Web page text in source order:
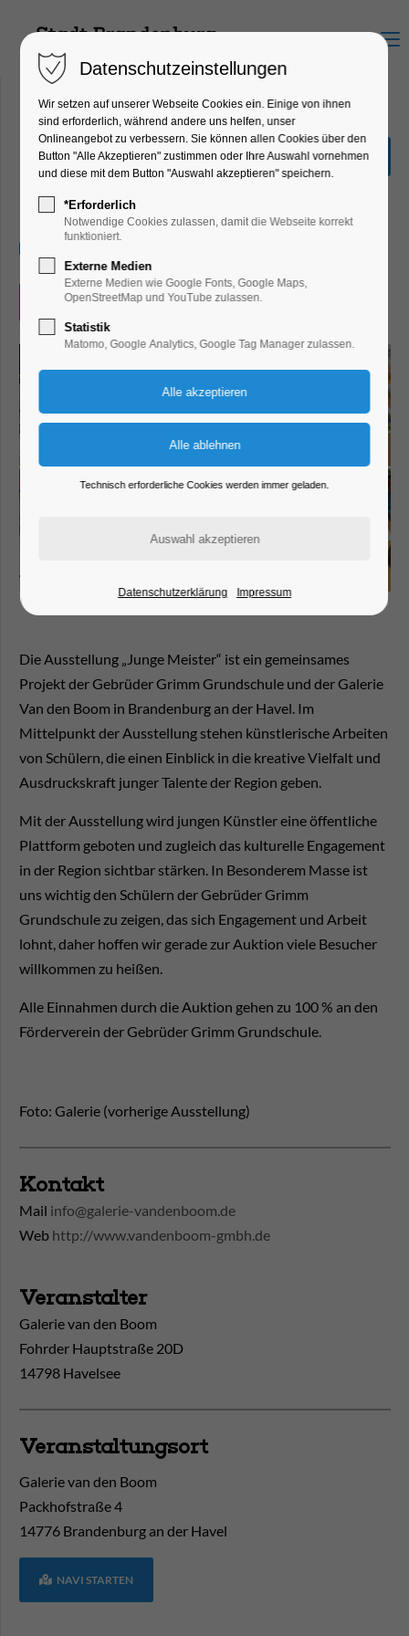
Menu
Galerie van den Boom -
Junge Meister
Ausstellung, Kunst
Eintritt frei
Die Ausstellung „Junge Meister“ ist ein gemeinsames
Projekt der Gebrüder Grimm Grundschule und der Galerie
Van den Boom in Brandenburg an der Havel. Im
Mittelpunkt der Ausstellung stehen künstlerische Arbeiten
von Schülern, die einen Einblick in die kreative Vielfalt und
Ausdruckskraft junger Talente der Region geben.
Mit der Ausstellung wird jungen Künstler eine öffentliche
Plattform geboten und zugleich das kulturelle Engagement
in der Region sichtbar stärken. In Besonderem Masse ist
uns wichtig den Schülern der Gebrüder Grimm
Grundschule zu zeigen, das sich Engagement und Arbeit
lohnt, daher hoffen wir gerade zur Auktion viele Besucher
willkommen zu heißen.
Alle Einnahmen durch die Auktion gehen zu 100 % an den
Förderverein der Gebrüder Grimm Grundschule.
Foto: Galerie (vorherige Ausstellung)
Kontakt
Mail info@galerie-vandenboom.de
Web http://www.vandenboom-gmbh.de
Veranstalter
Galerie van den Boom
Fohrder Hauptstraße 20D
14798 Havelsee
Veranstaltungsort
Galerie van den Boom
Packhofstraße 4
14776 Brandenburg an der Havel
NAVI STARTEN
Datenschutzeinstellungen
Wir setzen auf unserer Webseite Cookies ein. Einige von ihnen
sind erforderlich, während andere uns helfen, unser
Onlineangebot zu verbessern. Sie können allen Cookies über den
Button "Alle Akzeptieren" zustimmen oder Ihre Auswahl vornehmen
und diese mit dem Button "Auswahl akzeptieren" speichern.
*Erforderlich
Notwendige Cookies zulassen, damit die Webseite korrekt
funktioniert.
Externe Medien
Externe Medien wie Google Fonts, Google Maps,
OpenStreetMap und YouTube zulassen.
Statistik
Matomo, Google Analytics, Google Tag Manager zulassen.
Technisch erforderliche Cookies werden immer geladen.
Datenschutzerklärung Impressum